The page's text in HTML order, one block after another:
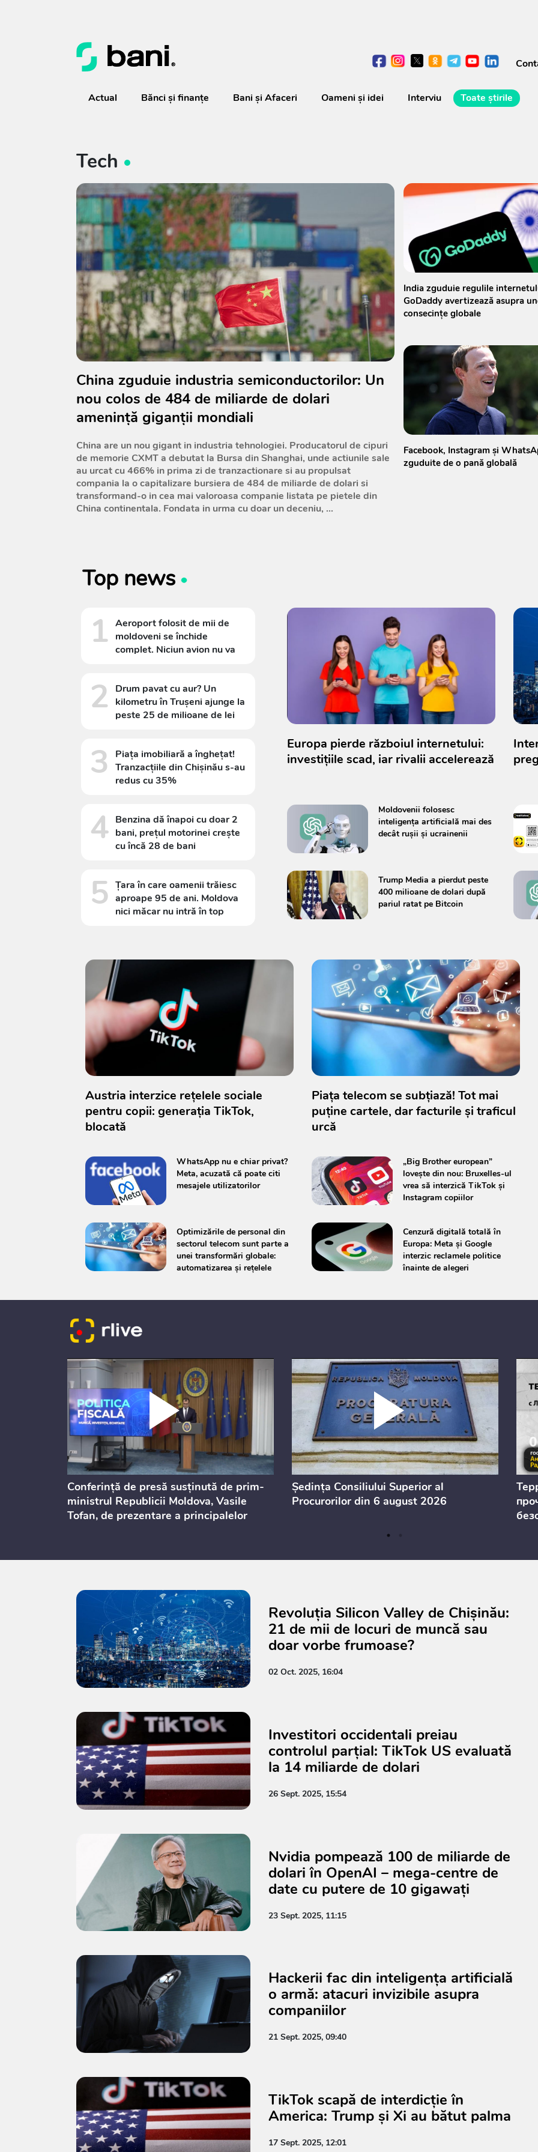
Actual Bănci şi finanţe Bani și Afaceri Oameni şi idei Interviu Toate știrile
Tech
China zguduie industria semiconductorilor: Un
nou colos de 484 de miliarde de dolari
amenință giganții mondiali
China are un nou gigant in industria tehnologiei. Producatorul de cipuri
de memorie CXMT a debutat la Bursa din Shanghai, unde actiunile sale
au urcat cu 466% in prima zi de tranzactionare si au propulsat
compania la o capitalizare bursiera de 484 de miliarde de dolari si
transformand-o in cea mai valoroasa companie listata pe pietele din
China continentala. Fondata in urma cu doar un deceniu, ...
India zguduie regulile
GoDaddy avertizează asupra
consecințe globale
Facebook, Instagram și
zguduite de o pană globală
Top news
1 Aeroport folosit de mii de
moldoveni se închide
complet. Niciun avion nu va
2
Drum pavat cu aur? Un
kilometru în Trușeni ajunge la
peste 25 de milioane de lei
3
Piața imobiliară a înghețat!
Tranzacțiile din Chișinău s-au
redus cu 35%
4 Benzina dă înapoi cu doar 2
bani, prețul motorinei crește
cu încă 28 de bani
5 Țara în care oamenii trăiesc
aproape 95 de ani. Moldova
nici măcar nu intră în top
Europa pierde războiul internetului:
investițiile scad, iar rivalii accelerează
Moldovenii folosesc
inteligența artificială mai des
decât rușii și ucrainenii
Trump Media a pierdut peste
400 milioane de dolari după
pariul ratat pe Bitcoin
Austria interzice rețelele sociale
pentru copii: generația TikTok,
blocată
WhatsApp nu e chiar privat?
Meta, acuzată că poate citi
mesajele utilizatorilor
Optimizările de personal din
sectorul telecom sunt parte a
unei transformări globale:
automatizarea și rețelele
Piața telecom se subțiază! Tot mai
puține cartele, dar facturile și traficul
urcă
„Big Brother european”
lovește din nou: Bruxelles-ul
vrea să interzică TikTok și
Instagram copiilor
Cenzură digitală totală în
Europa: Meta și Google
interzic reclamele politice
înainte de alegeri
Conferință de presă susținută de prim-
ministrul Republicii Moldova, Vasile
Tofan, de prezentare a principalelor
consultărilor publice
Ședința Consiliului Superior al
Procurorilor din 6 august 2026
Revoluția Silicon Valley de Chișinău:
21 de mii de locuri de muncă sau
doar vorbe frumoase?
02 Oct. 2025, 16:04
Investitori occidentali preiau
controlul parțial: TikTok US evaluată
la 14 miliarde de dolari
26 Sept. 2025, 15:54
Nvidia pompează 100 de miliarde de
dolari în OpenAI – mega-centre de
date cu putere de 10 gigawați
23 Sept. 2025, 11:15
Hackerii fac din inteligența artificială
o armă: atacuri invizibile asupra
companiilor
21 Sept. 2025, 09:40
TikTok scapă de interdicție în
America: Trump și Xi au bătut palma
17 Sept. 2025, 12:01